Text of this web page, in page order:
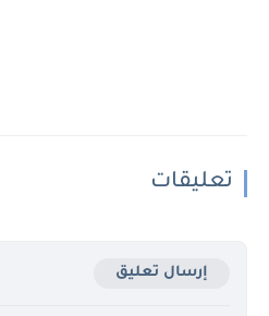
تعليقات
إرسال تعليق